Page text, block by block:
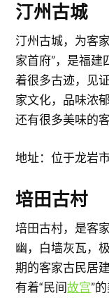
汀州古城
汀州古城，为客
家首府”，是福
着很多古迹，见
家文化，品味浓
还有很多美味的
地址：位于龙岩
培田古村
培田古村，是客
幽，白墙灰瓦，
期的客家古民居
有着“民间故宫”